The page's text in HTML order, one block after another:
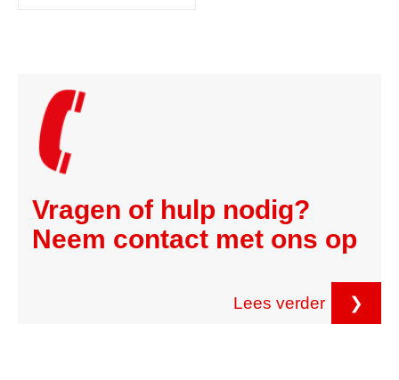
Vragen of hulp nodig?
Neem contact met ons op
Lees verder ❯